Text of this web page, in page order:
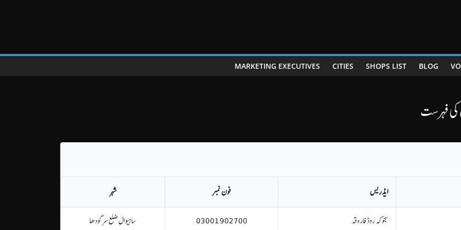
BLOG
SHOPS LIST
CITIES
MARKETING EXECUTIVES
کی فہرست
ایڈریس فون نمبر شہر
سجوکہ روڈ فاروقہ 03001902700 ساہیوال ضلع سرگودھا